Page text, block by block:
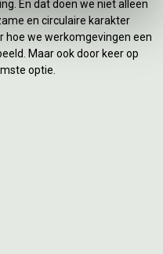
En dat doen we niet alleen
en circulaire karakter
hoe we werkomgevingen een
Maar ook door keer op
optie.